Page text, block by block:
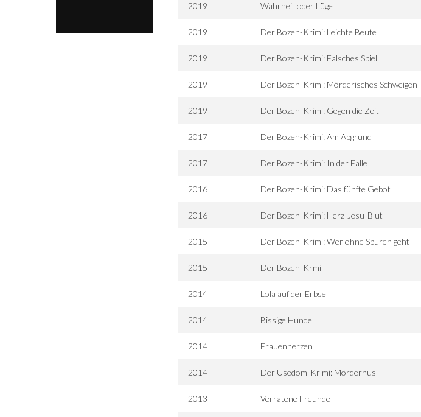
2019 Wahrheit oder Lüge
2019 Der Bozen-Krimi: Leichte Beute
2019 Der Bozen-Krimi: Falsches Spiel
2019 Der Bozen-Krimi: Mörderisches Schweigen
2019 Der Bozen-Krimi: Gegen die Zeit
2017 Der Bozen-Krimi: Am Abgrund
2017 Der Bozen-Krimi: In der Falle
2016 Der Bozen-Krimi: Das fünfte Gebot
2016 Der Bozen-Krimi: Herz-Jesu-Blut
2015 Der Bozen-Krimi: Wer ohne Spuren geht
2015 Der Bozen-Krmi
2014 Lola auf der Erbse
2014 Bissige Hunde
2014 Frauenherzen
2014 Der Usedom-Krimi: Mörderhus
2013 Verratene Freunde